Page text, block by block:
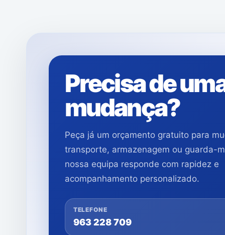
Precisa de
mudança?
Peça já um orçamento gratuito para
transporte, armazenagem ou guarda-
nossa equipa responde com rapidez e
acompanhamento personalizado.
TELEFONE
963 228 709